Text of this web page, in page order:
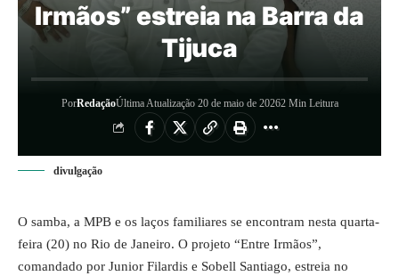
Irmãos” estreia na Barra da
Tijuca
PorRedaçãoÚltima Atualização 20 de maio de 20262 Min Leitura
divulgação
O samba, a MPB e os laços familiares se encontram nesta quarta-
feira (20) no Rio de Janeiro. O projeto “Entre Irmãos”,
comandado por Junior Filardis e Sobell Santiago, estreia no